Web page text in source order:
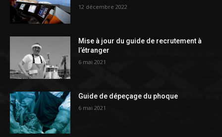
12 décembre 2022
Mise à jour du guide de recrutement à
l’étranger
6 mai 2021
Guide de dépeçage du phoque
6 mai 2021